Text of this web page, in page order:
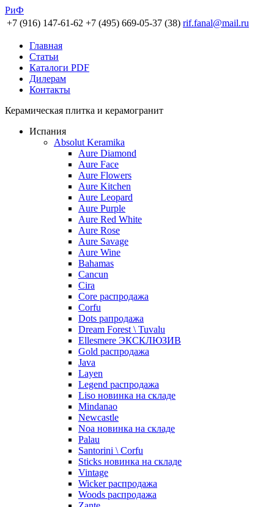
РиФ
+7 (916) 147-61-62 +7 (495) 669-05-37 (38) rif.fanal@mail.ru
Главная
Статьи
Каталоги PDF
Дилерам
Контакты
Керамическая плитка и керамогранит
Испания
Absolut Keramika
Aure Diamond
Aure Face
Aure Flowers
Aure Kitchen
Aure Leopard
Aure Purple
Aure Red White
Aure Rose
Aure Savage
Aure Wine
Bahamas
Cancun
Cira
Core распродажа
Corfu
Dots рапродажа
Dream Forest \ Tuvalu
Ellesmere ЭКСКЛЮЗИВ
Gold распродажа
Java
Layen
Legend распродажа
Liso новинка на складе
Mindanao
Newcastle
Noa новинка на складе
Palau
Santorini \ Corfu
Sticks новинка на складе
Vintage
Wicker распродажа
Woods распродажа